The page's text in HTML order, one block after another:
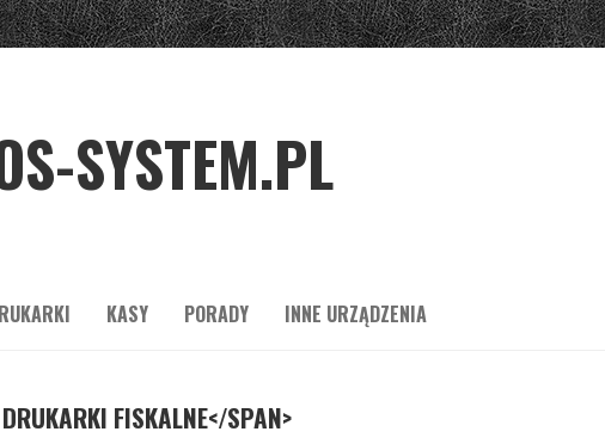
SYSTEM.PL
KASY PORADY INNE URZĄDZENIA
FISKALNE</SPAN>